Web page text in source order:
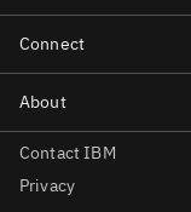
Contact IBM
Privacy